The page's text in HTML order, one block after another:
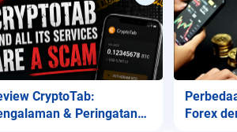
CryptoTab:
& Peringatan
Forex